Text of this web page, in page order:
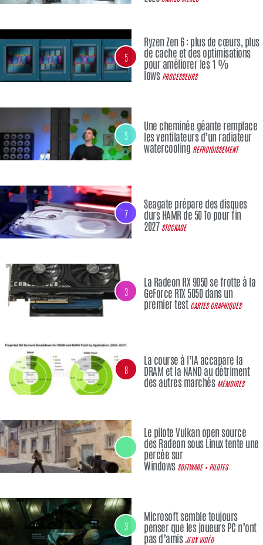
5
Ryzen Zen 6 : plus de cœurs, plus
de cache et des optimisations
pour améliorer les 1 %
lows PROCESSEURS
5
Une cheminée géante remplace
les ventilateurs d’un radiateur
watercooling REFROIDISSEMENT
7
Seagate prépare des disques
durs HAMR de 50 To pour fin
2027 STOCKAGE
3
La Radeon RX 9050 se frotte à la
GeForce RTX 5050 dans un
premier test CARTES GRAPHIQUES
8
La course à l’IA accapare la
DRAM et la NAND au détriment
des autres marchés MÉMOIRES
Le pilote Vulkan open source
des Radeon sous Linux tente une
percée sur
Windows SOFTWARE • PILOTES
3
Microsoft semble toujours
penser que les joueurs PC n’ont
pas d’amis JEUX VIDÉO